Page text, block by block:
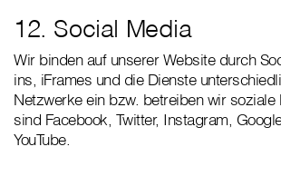
12. Social Media
Wir binden auf unserer Website durch
ins, iFrames und die Dienste
Netzwerke ein bzw. betreiben wir soziale
sind Facebook, Twitter, Instagram,
YouTube.